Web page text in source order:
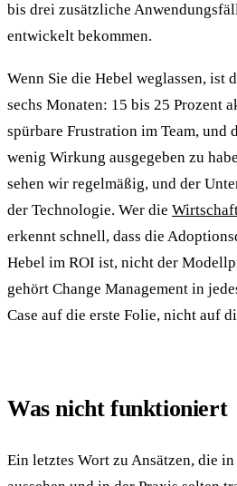
bis drei zusätzliche
entwickelt bekommen.
Wenn Sie die Hebel weglassen, ist
sechs Monaten: 15 bis 25 Prozent
spürbare Frustration im Team, und
wenig Wirkung ausgegeben zu
sehen wir regelmäßig, und der
der Technologie. Wer die
erkennt schnell, dass die
Hebel im ROI ist, nicht der
gehört Change Management in
Case auf die erste Folie, nicht auf
Was nicht funktioniert
Ein letztes Wort zu Ansätzen, die